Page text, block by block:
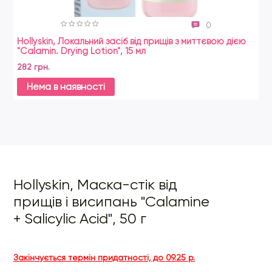
0
Hollyskin, Локальний засіб від прищів з миттєвою дією
"Calamin. Drying Lotion", 15 мл
282 грн.
Нема в наявності
Hollyskin, Маска-стік від
прищів і висипань "Calamine
+ Salicylic Acid", 50 г
Закінчується термін придатності, до 09.25 р.